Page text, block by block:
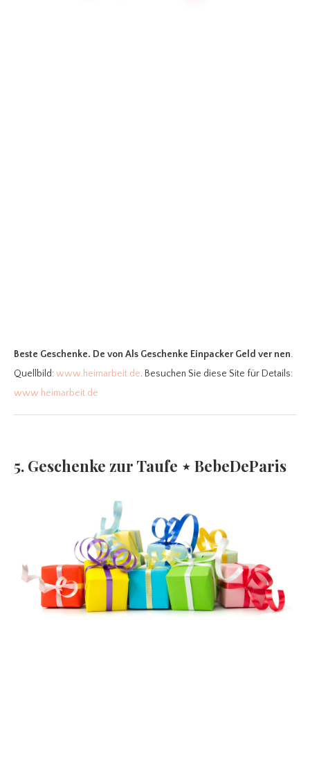
Beste Geschenke. De von Als Geschenke Einpacker Geld ver nen.
Quellbild:www.heimarbeit.de. Besuchen Sie diese Site für Details:
www.heimarbeit.de
5. Geschenke zur Taufe ⋆ BebeDeParis